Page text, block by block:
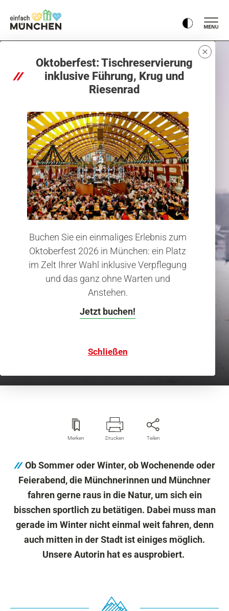
Oktoberfest: Tischreservierung
inklusive Führung, Krug und
Riesenrad
Buchen Sie ein einmaliges Erlebnis zum
Oktoberfest 2026 in München: ein Platz
im Zelt Ihrer Wahl inklusive Verpflegung
und das ganz ohne Warten und
Anstehen.
Jetzt buchen!
Schließen
Eislaufen, Schlittenfahren & Eisstockschießen in
München
Wintersport mitten in der
Merken Drucken Teilen
Ob Sommer oder Winter, ob Wochenende oder
Feierabend, die Münchnerinnen und Münchner
fahren gerne raus in die Natur, um sich ein
bisschen sportlich zu betätigen. Dabei muss man
gerade im Winter nicht einmal weit fahren, denn
auch mitten in der Stadt ist einiges möglich.
Unsere Autorin hat es ausprobiert.